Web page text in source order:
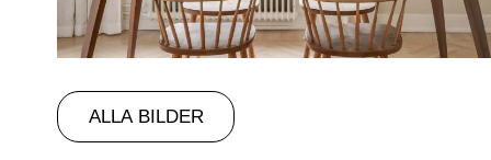
ALLA BILDER